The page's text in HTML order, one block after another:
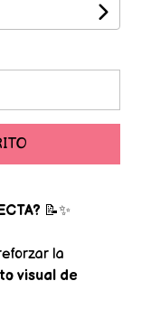
📝✨
la
visual de